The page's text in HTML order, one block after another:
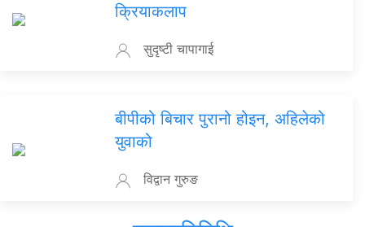
क्रियाकलाप
सुदृष्टी चापागाई
बीपीको बिचार पुरानो होइन, अहिलेको
युवाको
विद्वान गुरुङ